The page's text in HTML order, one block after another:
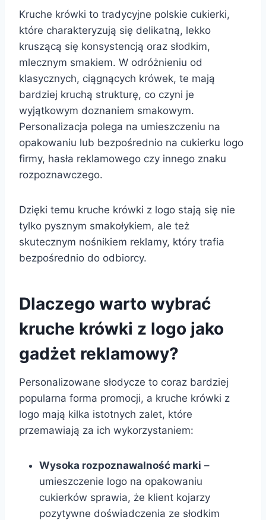
Kruche krówki to tradycyjne polskie cukierki,
które charakteryzują się delikatną, lekko
kruszącą się konsystencją oraz słodkim,
mlecznym smakiem. W odróżnieniu od
klasycznych, ciągnących krówek, te mają
bardziej kruchą strukturę, co czyni je
wyjątkowym doznaniem smakowym.
Personalizacja polega na umieszczeniu na
opakowaniu lub bezpośrednio na cukierku logo
firmy, hasła reklamowego czy innego znaku
rozpoznawczego.
Dzięki temu kruche krówki z logo stają się nie
tylko pysznym smakołykiem, ale też
skutecznym nośnikiem reklamy, który trafia
bezpośrednio do odbiorcy.
Dlaczego warto wybrać
kruche krówki z logo jako
gadżet reklamowy?
Personalizowane słodycze to coraz bardziej
popularna forma promocji, a kruche krówki z
logo mają kilka istotnych zalet, które
przemawiają za ich wykorzystaniem:
Wysoka rozpoznawalność marki –
umieszczenie logo na opakowaniu
cukierków sprawia, że klient kojarzy
pozytywne doświadczenia ze słodkim